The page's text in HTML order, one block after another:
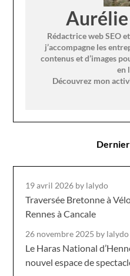
Rédactrice web SEO
j’accompagne les
contenus et d’images
en
Découvrez mon
19 avril 2026 by lalydo
Traversée Bretonne à
Rennes à Cancale
26 novembre 2025 by lalydo
Le Haras National
nouvel espace de